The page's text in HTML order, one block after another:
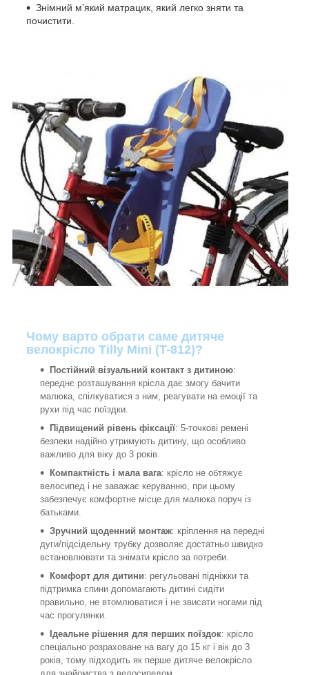
Знімний м’який матрацик, який легко зняти та
почистити.
Чому варто обрати саме дитяче
велокрісло Tilly Mini (T-812)?
Постійний візуальний контакт з дитиною:
переднє розташування крісла дає змогу бачити
малюка, спілкуватися з ним, реагувати на емоції та
рухи під час поїздки.
Підвищений рівень фіксації: 5-точкові ремені
безпеки надійно утримують дитину, що особливо
важливо для віку до 3 років.
Компактність і мала вага: крісло не обтяжує
велосипед і не заважає керуванню, при цьому
забезпечує комфортне місце для малюка поруч із
батьками.
Зручний щоденний монтаж: кріплення на передні
дуги/підсідельну трубку дозволяє достатньо швидко
встановлювати та знімати крісло за потреби.
Комфорт для дитини: регульовані підніжки та
підтримка спини допомагають дитині сидіти
правильно, не втомлюватися і не звисати ногами під
час прогулянки.
Ідеальне рішення для перших поїздок: крісло
спеціально розраховане на вагу до 15 кг і вік до 3
років, тому підходить як перше дитяче велокрісло